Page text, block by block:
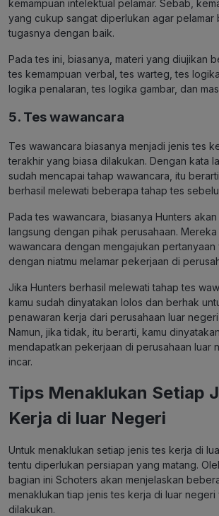
kemampuan intelektual pelamar. Sebab,
yang cukup sangat diperlukan agar pelamar
tugasnya dengan baik.
Pada tes ini, biasanya, materi yang diujikan
tes kemampuan verbal, tes warteg, tes
logika penalaran, tes logika gambar, dan
5. Tes wawancara
Tes wawancara biasanya menjadi jenis tes
terakhir yang biasa dilakukan. Dengan kata
sudah mencapai tahap wawancara, itu
berhasil melewati beberapa tahap tes
Pada tes wawancara, biasanya Hunters
langsung dengan pihak perusahaan.
wawancara dengan mengajukan
dengan niatmu melamar pekerjaan di
Jika Hunters berhasil melewati tahap tes
kamu sudah dinyatakan lolos dan berhak
penawaran kerja dari perusahaan luar
Namun, jika tidak, itu berarti, kamu
mendapatkan pekerjaan di perusahaan luar
incar.
Tips Menaklukan Setiap
Kerja di luar Negeri
Untuk menaklukan setiap jenis tes kerja di
tentu diperlukan persiapan yang matang.
bagian ini Schoters akan menjelaskan
menaklukan tiap jenis tes kerja di luar negeri
dilakukan.